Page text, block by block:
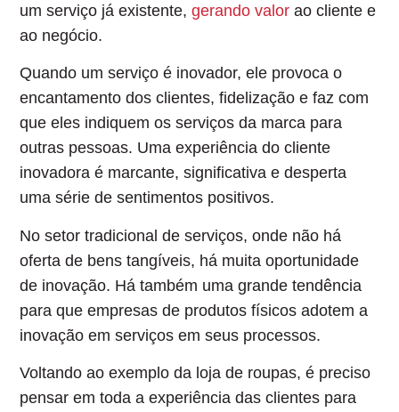
um serviço já existente,gerando valor ao cliente e
ao negócio.
Quando um serviço é inovador, ele provoca o
encantamento dos clientes, fidelização e faz com
que eles indiquem os serviços da marca para
outras pessoas. Uma experiência do cliente
inovadora é marcante, significativa e desperta
uma série de sentimentos positivos.
No setor tradicional de serviços, onde não há
oferta de bens tangíveis, há muita oportunidade
de inovação. Há também uma grande tendência
para que empresas de produtos físicos adotem a
inovação em serviços em seus processos.
Voltando ao exemplo da loja de roupas, é preciso
pensar em toda a experiência das clientes para